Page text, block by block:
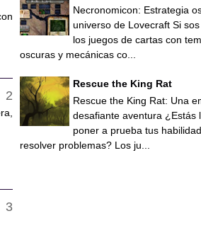
Necronomicon: Estrategia
universo de Lovecraft Si
los juegos de cartas con
oscuras y mecánicas co...
Rescue the King Rat
Rescue the King Rat: Una
desafiante aventura ¿Estás
poner a prueba tus
resolver problemas? Los ju...